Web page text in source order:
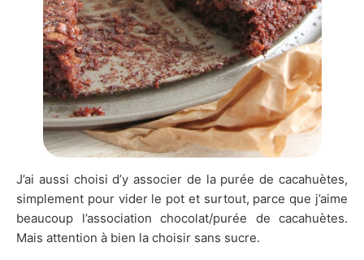
J’ai aussi choisi d’y associer de la purée de cacahuètes,
simplement pour vider le pot et surtout, parce que j’aime
beaucoup l’association chocolat/purée de cacahuètes.
Mais attention à bien la choisir sans sucre.